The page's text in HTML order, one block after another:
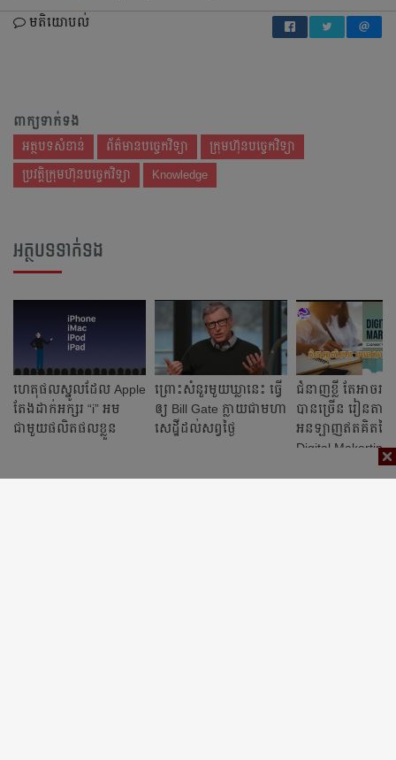
មតិយោបល់
ពាក្យទាក់ទង
អត្ថបទសំខាន់ ព័ត៌មានបច្ចេកវិទ្យា ក្រុមហ៊ុនបច្ចេកវិទ្យា
ប្រវត្តិក្រុមហ៊ុនបច្ចេកវិទ្យា Knowledge
អត្ថបទទាក់ទង
ហេតុផលស្នូលដែល Apple
តែងដាក់អក្សរ “i” អម
ជាមួយផលិតផលខ្លួន
ព្រោះ​សំនួរ​មួយ​ឃ្លា​នេះ ធ្វើ
ឲ្យ Bill Gate​ ​ក្លាយ​ជា​មហា​
សេដ្ឋី​ដល់​សព្វ​ថ្ងៃ
ជំនាញខ្លី តែ​អាច​រ
បានច្រើន រៀន​តាម​
អនឡាញ​ឥតគិតថ្ល
Digital Makerting